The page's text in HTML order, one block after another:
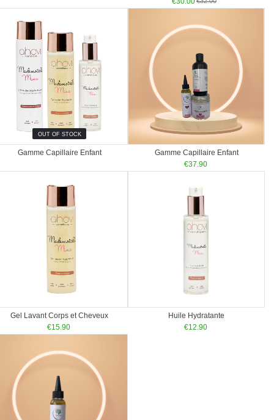
OUT OF STOCK
Gamme Capillaire Enfant
Gamme Capillaire Enfant
€37.90
Gel Lavant Corps et Cheveux
€15.90
Huile Hydratante
€12.90